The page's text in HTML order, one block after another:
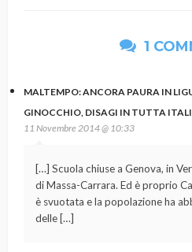
1
MALTEMPO: ANCORA PAURA IN
GINOCCHIO, DISAGI IN TUTTA
11 Novembre 2014 @ 10:33
[…] Scuola chiuse a Genova, in
di Massa-Carrara. Ed è proprio
è svuotata e la popolazione ha
delle […]